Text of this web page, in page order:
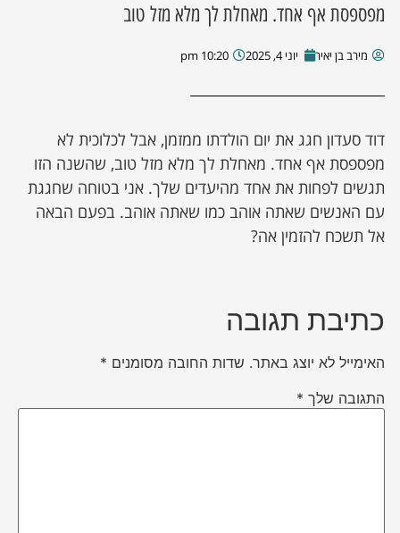
מפספסת אף אחד. מאחלת לך מלא מזל טוב
מירב בן יאיר יוני 4, 2025 10:20 pm
דוד סעדון חגג את יום הולדתו ממזמן, אבל לכלוכית לא
מפספסת אף אחד. מאחלת לך מלא מזל טוב, שהשנה הזו
תגשים לפחות את אחד מהיעדים שלך. אני בטוחה שחגגת
עם האנשים שאתה אוהב כמו שאתה אוהב. בפעם הבאה
אל תשכח להזמין אה?
כתיבת תגובה
האימייל לא יוצג באתר. שדות החובה מסומנים *
התגובה שלך *